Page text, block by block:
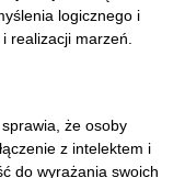
logicznego i
realizacji marzeń.
że osoby
z intelektem i
do wyrażania swoich